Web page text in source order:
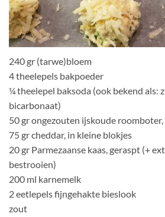
240 gr (tarwe)bloem
4 theelepels bakpoeder
¼ theelepel baksoda (ook bekend als:
bicarbonaat)
50 gr ongezouten ijskoude
75 gr cheddar, in kleine blokjes
20 gr Parmezaanse kaas, geraspt (+
bestrooien)
200 ml karnemelk
2 eetlepels fijngehakte bieslook
zout